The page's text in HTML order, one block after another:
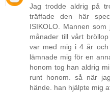
Jag trodde aldrig på
träffade den här
ISIKOLO. Mannen
månader till vårt
var med mig i 4 år och
lämnade mig för en
honom tog han aldrig
runt honom. så när
hände. han hjälpte mig